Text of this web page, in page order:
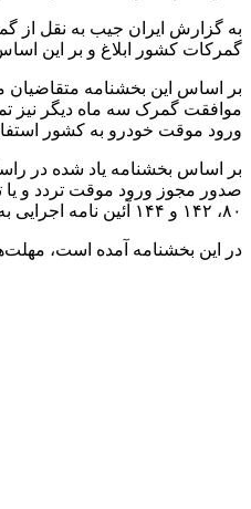
به گزارش ایران جیب به نقل از
گمرکات کشور ابلاغ و بر این
بر اساس این بخشنامه
ورود موقت خودرو به کشور
بر اساس بخشنامه یاد شده در
۸۰، ۱۴۲ و ۱۴۴ آئین نامه اجرایی به شرح جدول پیوست جهت اقدام به گمرکات سراسر کشور ابلاغ شده است.
در این بخشنامه آمده است،